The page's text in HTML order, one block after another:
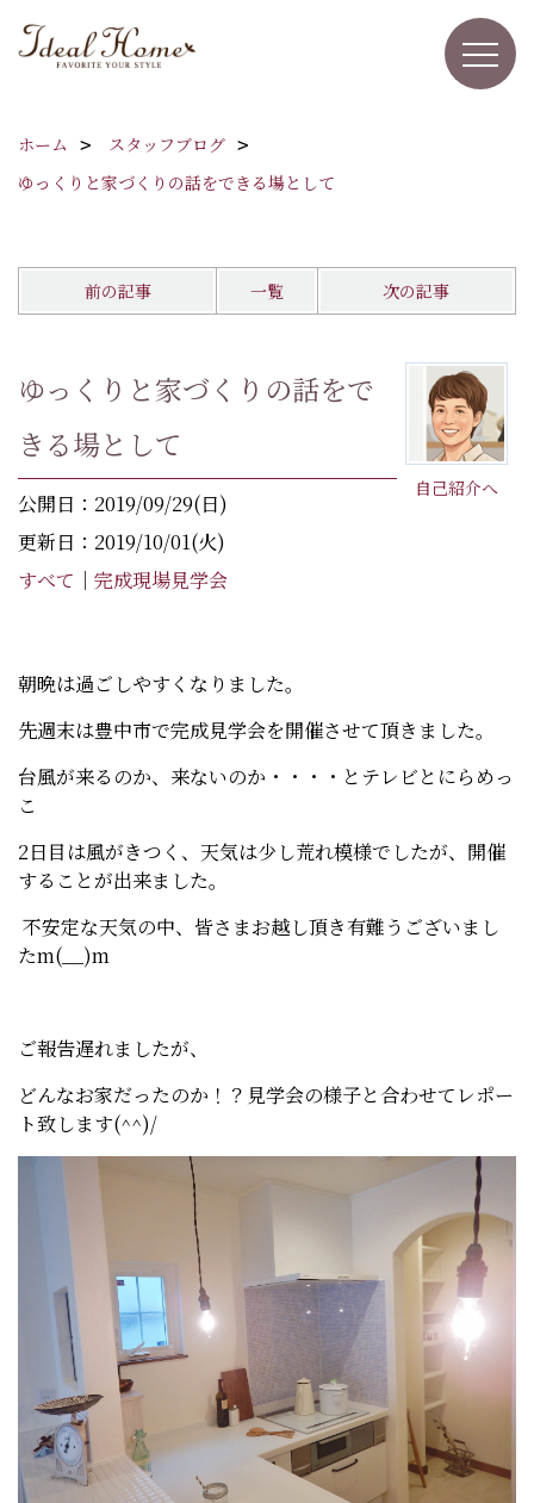
ホーム
スタッフブログ
ゆっくりと家づくりの話をできる場として
前の記事 一覧 次の記事
自己紹介へ
ゆっくりと家づくりの話をで
きる場として
公開日：2019/09/29(日)
更新日：2019/10/01(火)
すべて ｜ 完成現場見学会
朝晩は過ごしやすくなりました。
先週末は豊中市で完成見学会を開催させて頂きました。
台風が来るのか、来ないのか・・・・とテレビとにらめっ
こ
2日目は風がきつく、天気は少し荒れ模様でしたが、開催
することが出来ました。
不安定な天気の中、皆さまお越し頂き有難うございまし
たm(__)m
ご報告遅れましたが、
どんなお家だったのか！？見学会の様子と合わせてレポー
ト致します(^^)/